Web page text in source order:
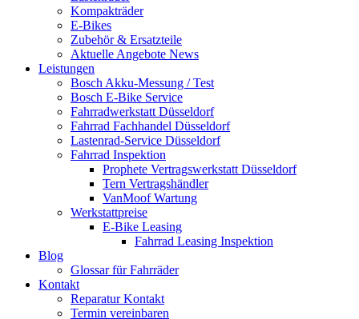
Kompakträder
E-Bikes
Zubehör & Ersatzteile
Aktuelle Angebote News
Leistungen
Bosch Akku-Messung / Test
Bosch E-Bike Service
Fahrradwerkstatt Düsseldorf
Fahrrad Fachhandel Düsseldorf
Lastenrad-Service Düsseldorf
Fahrrad Inspektion
Prophete Vertragswerkstatt Düsseldorf
Tern Vertragshändler
VanMoof Wartung
Werkstattpreise
E-Bike Leasing
Fahrrad Leasing Inspektion
Blog
Glossar für Fahrräder
Kontakt
Reparatur Kontakt
Termin vereinbaren